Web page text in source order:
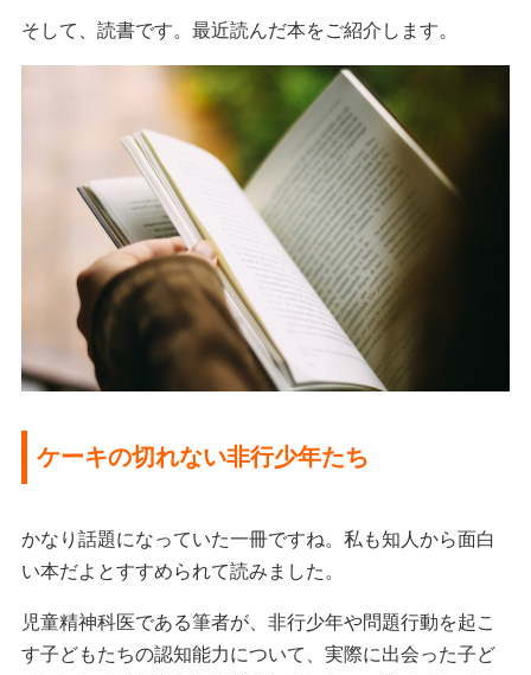
そして、読書です。最近読んだ本をご紹介します。
ケーキの切れない非行少年たち
かなり話題になっていた一冊ですね。私も知人から面白
い本だよとすすめられて読みました。
児童精神科医である筆者が、非行少年や問題行動を起こ
す子どもたちの認知能力について、実際に出会った子ど